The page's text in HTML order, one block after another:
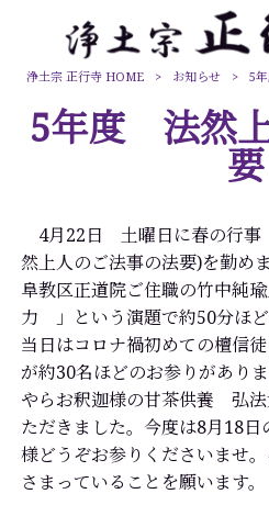
浄土宗 正行寺 HOME > お知らせ > 5
5年度 法然
要
4月22日 土曜日に春の行事
然上人のご法事の法要)を勤め
阜教区正道院ご住職の竹中純
力 」という演題で約50分ほど
当日はコロナ禍初めての檀信
が約30名ほどのお参りがあり
やらお釈迦様の甘茶供養 弘法
ただきました。今度は8月18
様どうぞお参りくださいませ
さまっていることを願います